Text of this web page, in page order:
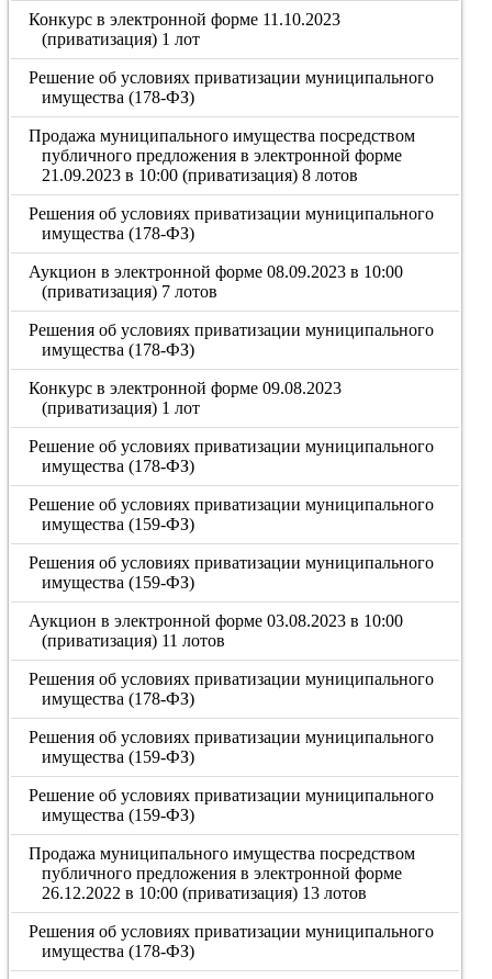
Конкурс в электронной форме 11.10.2023
(приватизация) 1 лот
Решение об условиях приватизации муниципального
имущества (178-ФЗ)
Продажа муниципального имущества посредством
публичного предложения в электронной форме
21.09.2023 в 10:00 (приватизация) 8 лотов
Решения об условиях приватизации муниципального
имущества (178-ФЗ)
Аукцион в электронной форме 08.09.2023 в 10:00
(приватизация) 7 лотов
Решения об условиях приватизации муниципального
имущества (178-ФЗ)
Конкурс в электронной форме 09.08.2023
(приватизация) 1 лот
Решение об условиях приватизации муниципального
имущества (178-ФЗ)
Решение об условиях приватизации муниципального
имущества (159-ФЗ)
Решения об условиях приватизации муниципального
имущества (159-ФЗ)
Аукцион в электронной форме 03.08.2023 в 10:00
(приватизация) 11 лотов
Решения об условиях приватизации муниципального
имущества (178-ФЗ)
Решения об условиях приватизации муниципального
имущества (159-ФЗ)
Решение об условиях приватизации муниципального
имущества (159-ФЗ)
Продажа муниципального имущества посредством
публичного предложения в электронной форме
26.12.2022 в 10:00 (приватизация) 13 лотов
Решения об условиях приватизации муниципального
имущества (178-ФЗ)